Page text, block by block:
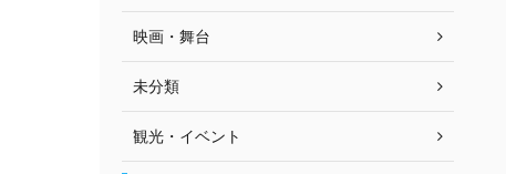
映画・舞台
未分類
観光・イベント